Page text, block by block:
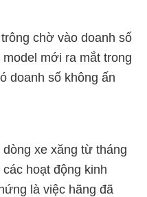
chờ vào doanh số
mới ra mắt trong
doanh số không ấn
xe xăng từ tháng
hoạt động kinh
là việc hãng đã